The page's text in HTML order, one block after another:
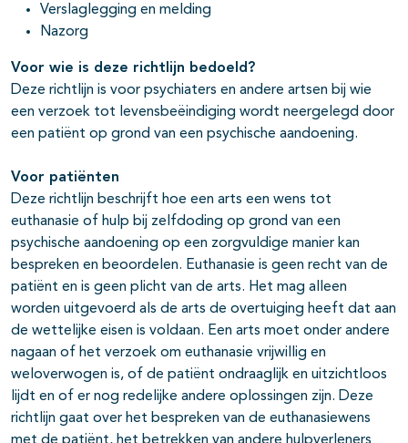
Verslaglegging en melding
Nazorg
Voor wie is deze richtlijn bedoeld?
Deze richtlijn is voor psychiaters en andere artsen bij wie
een verzoek tot levensbeëindiging wordt neergelegd door
een patiënt op grond van een psychische aandoening.
Voor patiënten
Deze richtlijn beschrijft hoe een arts een wens tot
euthanasie of hulp bij zelfdoding op grond van een
psychische aandoening op een zorgvuldige manier kan
bespreken en beoordelen. Euthanasie is geen recht van de
patiënt en is geen plicht van de arts. Het mag alleen
worden uitgevoerd als de arts de overtuiging heeft dat aan
de wettelijke eisen is voldaan. Een arts moet onder andere
nagaan of het verzoek om euthanasie vrijwillig en
weloverwogen is, of de patiënt ondraaglijk en uitzichtloos
lijdt en of er nog redelijke andere oplossingen zijn. Deze
richtlijn gaat over het bespreken van de euthanasiewens